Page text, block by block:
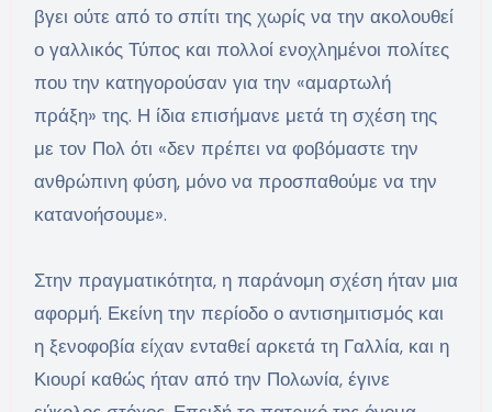
βγει ούτε από το σπίτι της χωρίς να την ακολουθεί
ο γαλλικός Τύπος και πολλοί ενοχλημένοι πολίτες
που την κατηγορούσαν για την «αμαρτωλή
πράξη» της. Η ίδια επισήμανε μετά τη σχέση της
με τον Πολ ότι «δεν πρέπει να φοβόμαστε την
ανθρώπινη φύση, μόνο να προσπαθούμε να την
κατανοήσουμε».
Στην πραγματικότητα, η παράνομη σχέση ήταν μια
αφορμή. Εκείνη την περίοδο ο αντισημιτισμός και
η ξενοφοβία είχαν ενταθεί αρκετά τη Γαλλία, και η
Κιουρί καθώς ήταν από την Πολωνία, έγινε